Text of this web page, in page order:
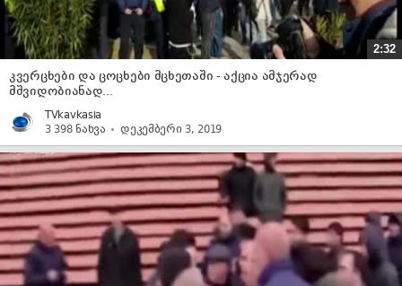
2:32
კვერცხები და ცოცხები მცხეთაში - აქცია ამჯერად
მშვიდობიანად...
TVkavkasia
3 398 ნახვა
დეკემბერი 3, 2019